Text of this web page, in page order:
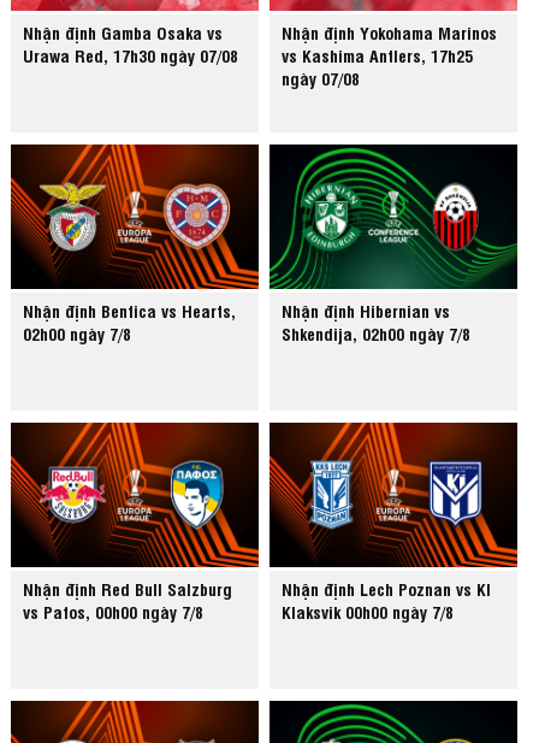
Nhận định Gamba Osaka vs
Urawa Red, 17h30 ngày 07/08
Nhận định Yokohama Marinos
vs Kashima Antlers, 17h25
ngày 07/08
Nhận định Benfica vs Hearts,
02h00 ngày 7/8
Nhận định Hibernian vs
Shkendija, 02h00 ngày 7/8
Nhận định Red Bull Salzburg
vs Pafos, 00h00 ngày 7/8
Nhận định Lech Poznan vs KI
Klaksvik 00h00 ngày 7/8